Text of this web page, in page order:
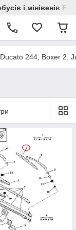
і мінівенів
Ducato 244, Boxer 2,